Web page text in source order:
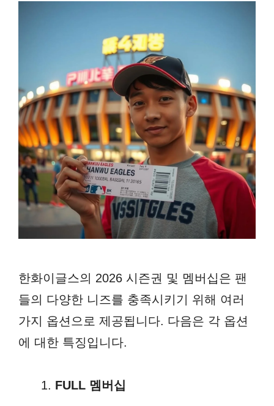
한화이글스의 2026 시즌권 및 멤버십은 팬
들의 다양한 니즈를 충족시키기 위해 여러
가지 옵션으로 제공됩니다. 다음은 각 옵션
에 대한 특징입니다.
FULL 멤버십